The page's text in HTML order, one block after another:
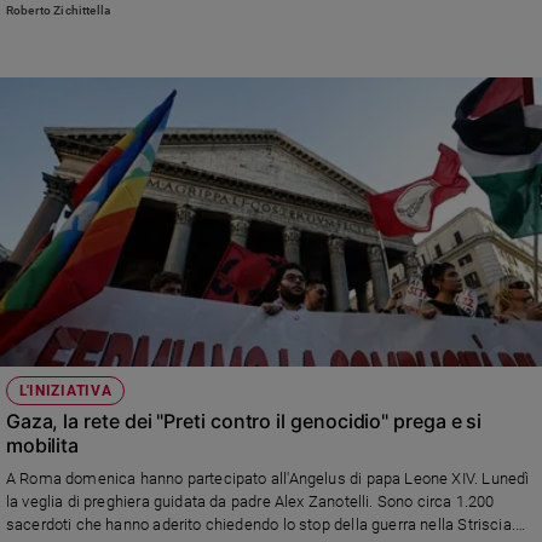
Roberto Zichittella
L'INIZIATIVA
Gaza, la rete dei "Preti contro il genocidio" prega e si
mobilita
A Roma domenica hanno partecipato all'Angelus di papa Leone XIV. Lunedì
la veglia di preghiera guidata da padre Alex Zanotelli. Sono circa 1.200
sacerdoti che hanno aderito chiedendo lo stop della guerra nella Striscia.